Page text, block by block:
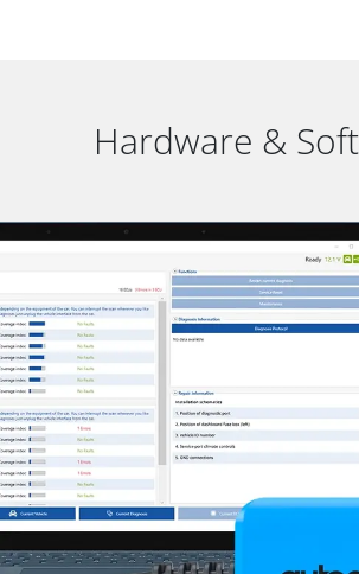
Hardware &